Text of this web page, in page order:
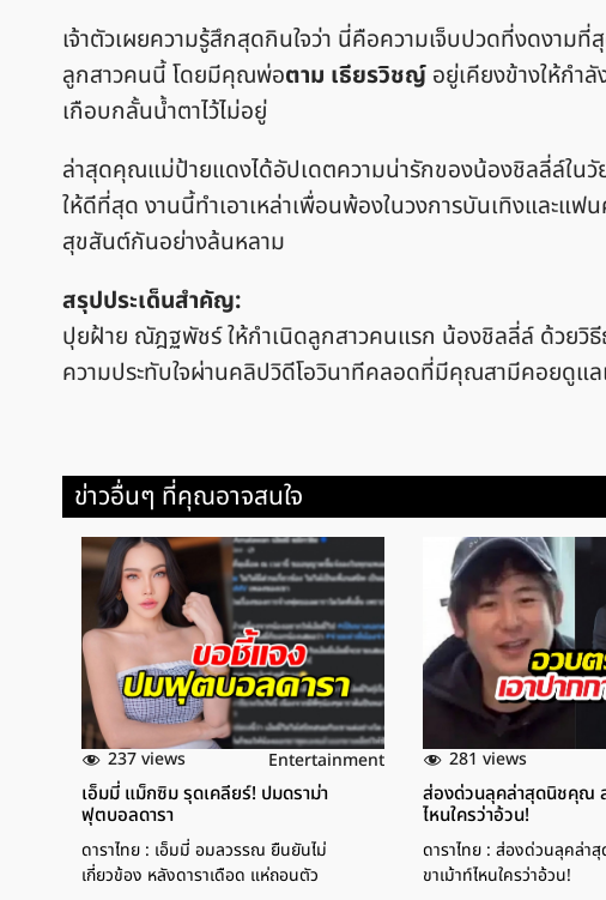
เจ้าตัวเผยความรู้สึกสุดกินใจว่า นี่คือความเจ็บปวดที่งดงามที่
ลูกสาวคนนี้ โดยมีคุณพ่อตาม เธียรวิชญ์ อยู่เคียงข้างให้กำ
เกือบกลั้นน้ำตาไว้ไม่อยู่
ล่าสุดคุณแม่ป้ายแดงได้อัปเดตความน่ารักของน้องชิลลี่ล์ใน
ให้ดีที่สุด งานนี้ทำเอาเหล่าเพื่อนพ้องในวงการบันเทิงและ
สุขสันต์กันอย่างล้นหลาม
สรุปประเด็นสำคัญ:
ปุยฝ้าย ณัฎฐพัชร์ ให้กำเนิดลูกสาวคนแรก น้องชิลลี่ล์ ด้วยวิ
ความประทับใจผ่านคลิปวิดีโอวินาทีคลอดที่มีคุณสามีคอยดูแล
ข่าวอื่นๆ ที่คุณอาจสนใจ
237 views Entertainment
เอ็มมี่ แม็กซิม รุดเคลียร์! ปมดราม่า
ฟุตบอลดารา
ดาราไทย : เอ็มมี่ อมลวรรณ ยืนยันไม่
เกี่ยวข้อง หลังดาราเดือด แห่ถอนตัว
281 views
ส่องด่วนลุคล่าสุดนิชคุณ
ไหนใครว่าอ้วน!
ดาราไทย : ส่องด่วนลุคล่
ขาเม้าท์ไหนใครว่าอ้วน!